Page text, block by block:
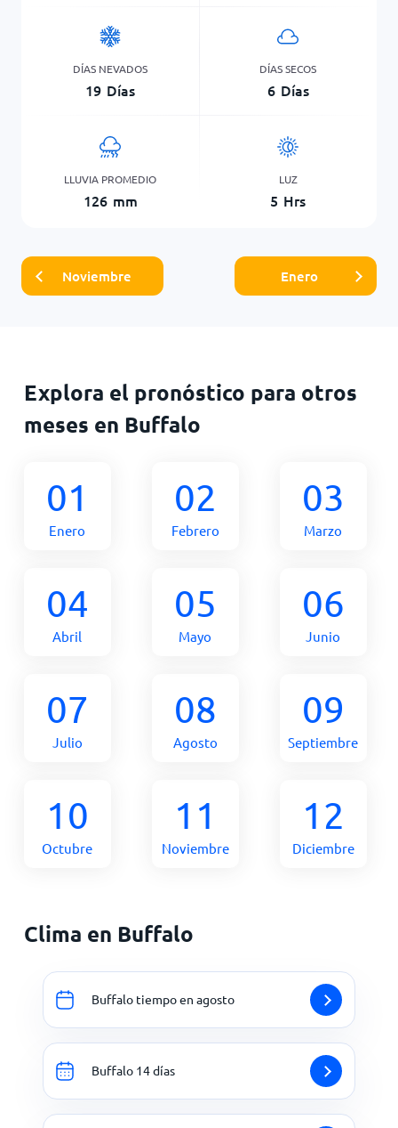
DÍAS NEVADOS
19 Días
DÍAS SECOS
6 Días
LLUVIA PROMEDIO
126 mm
LUZ
5 Hrs
Noviembre Enero
Explora el pronóstico para otros
meses en Buffalo
01
Enero
02
Febrero
03
Marzo
04
Abril
05
Mayo
06
Junio
07
Julio
08
Agosto
09
Septiembre
10
Octubre
11
Noviembre
12
Diciembre
Clima en Buffalo
Buffalo tiempo en agosto
Buffalo 14 días